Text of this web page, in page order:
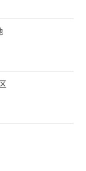
冰温测量必不
种相对简单的
定一公里厚的
多，而缺乏观
不准确的一个
“应答器”RES
问题。在最新
恩·哈伯德教
钻孔后，在电